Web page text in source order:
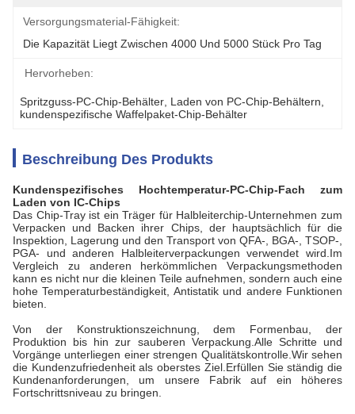
Versorgungsmaterial-Fähigkeit:
Die Kapazität Liegt Zwischen 4000 Und 5000 Stück Pro Tag
Hervorheben:
Spritzguss-PC-Chip-Behälter Laden von PC-Chip-Behältern
kundenspezifische Waffelpaket-Chip-Behälter
Beschreibung Des Produkts
Kundenspezifisches Hochtemperatur-PC-Chip-Fach zum
Laden von IC-Chips
Das Chip-Tray ist ein Träger für Halbleiterchip-Unternehmen zum
Verpacken und Backen ihrer Chips, der hauptsächlich für die
Inspektion, Lagerung und den Transport von QFA-, BGA-, TSOP-,
PGA- und anderen Halbleiterverpackungen verwendet wird.Im
Vergleich zu anderen herkömmlichen Verpackungsmethoden
kann es nicht nur die kleinen Teile aufnehmen, sondern auch eine
hohe Temperaturbeständigkeit, Antistatik und andere Funktionen
bieten.
Von der Konstruktionszeichnung, dem Formenbau, der
Produktion bis hin zur sauberen Verpackung.Alle Schritte und
Vorgänge unterliegen einer strengen Qualitätskontrolle.Wir sehen
die Kundenzufriedenheit als oberstes Ziel.Erfüllen Sie ständig die
Kundenanforderungen, um unsere Fabrik auf ein höheres
Fortschrittsniveau zu bringen.